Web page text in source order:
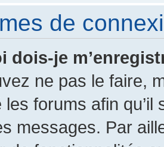
de
dois-je
ne pas le faire,
les forums afin
messages. Par